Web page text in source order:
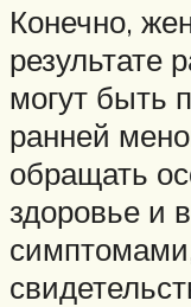
Конечно,
результате
могут быть
ранней
обращать
здоровье и